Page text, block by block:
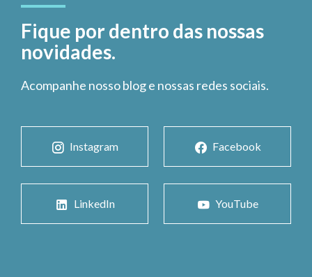
Fique por dentro das nossas
novidades.
Acompanhe nosso blog e nossas redes sociais.
Instagram Facebook
LinkedIn YouTube